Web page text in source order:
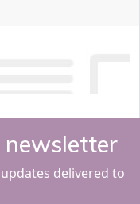
delivered to